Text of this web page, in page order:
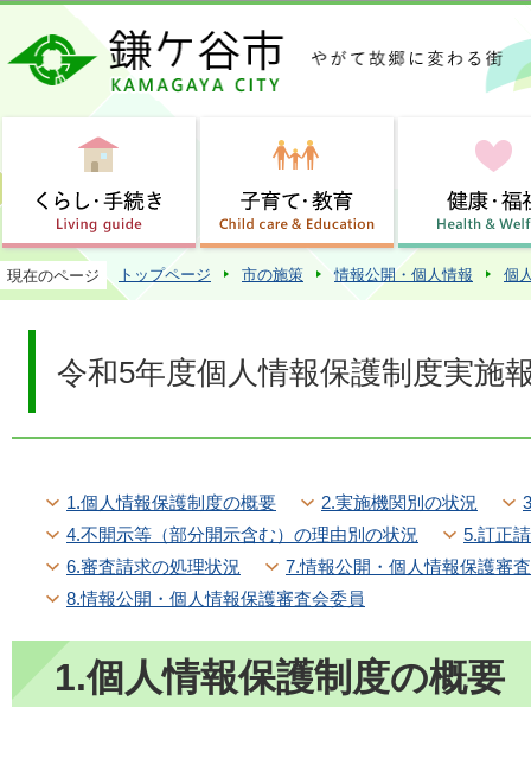
この
現在のページ トップページ 市の施策 情報公開・個人情報 個
令和5年度個人情報保護制度実施
1.個人情報保護制度の概要 2.実施機関別の状況
4.不開示等（部分開示含む）の理由別の状況
5.訂正
6.審査請求の処理状況
7.情報公開・個人情報保護審
8.情報公開・個人情報保護審査会委員
1.個人情報保護制度の概要